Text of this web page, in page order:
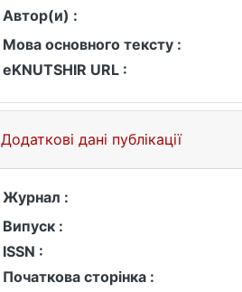
Автор(и) :
Мова основного тексту :
eKNUTSHIR URL :
Додаткові дані публікації
Журнал :
Випуск :
ISSN :
Початкова сторінка :